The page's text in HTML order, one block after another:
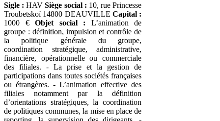
Sigle : HAVSiège social : 10, rue Princesse
Troubetskoï 14800 DEAUVILLE Capital :
1000 € Objet social : L’animation de
groupe : définition, impulsion et contrôle de
la politique générale du groupe,
coordination stratégique, administrative,
financière, opérationnelle ou commerciale
des filiales. - La prise et la gestion de
participations dans toutes sociétés françaises
ou étrangères. - L’animation effective des
filiales notamment par la définition
d’orientations stratégiques, la coordination
de politiques communes, la mise en place de